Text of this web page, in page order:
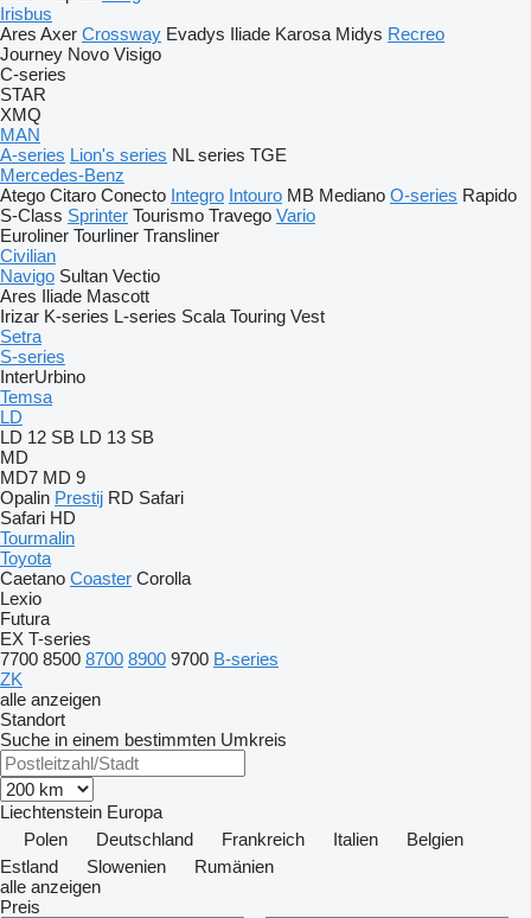
Irisbus
Ares Axer Crossway Evadys Iliade Karosa Midys Recreo
Journey Novo Visigo
C-series
STAR
XMQ
MAN
A-series Lion's series NL series TGE
Mercedes-Benz
Atego Citaro Conecto Integro Intouro MB Mediano O-series Rapido
S-Class Sprinter Tourismo Travego Vario
Euroliner Tourliner Transliner
Civilian
Navigo Sultan Vectio
Ares Iliade Mascott
Irizar K-series L-series Scala Touring Vest
Setra
S-series
InterUrbino
Temsa
LD
LD 12 SB LD 13 SB
MD
MD7 MD 9
Opalin Prestij RD Safari
Safari HD
Tourmalin
Toyota
Caetano Coaster Corolla
Lexio
Futura
EX T-series
7700 8500 8700 8900 9700 B-series
ZK
alle anzeigen
Standort
Suche in einem bestimmten Umkreis
Liechtenstein Europa
Polen
Deutschland Frankreich Italien
Belgien
Estland
Slowenien
Rumänien
alle anzeigen
Preis